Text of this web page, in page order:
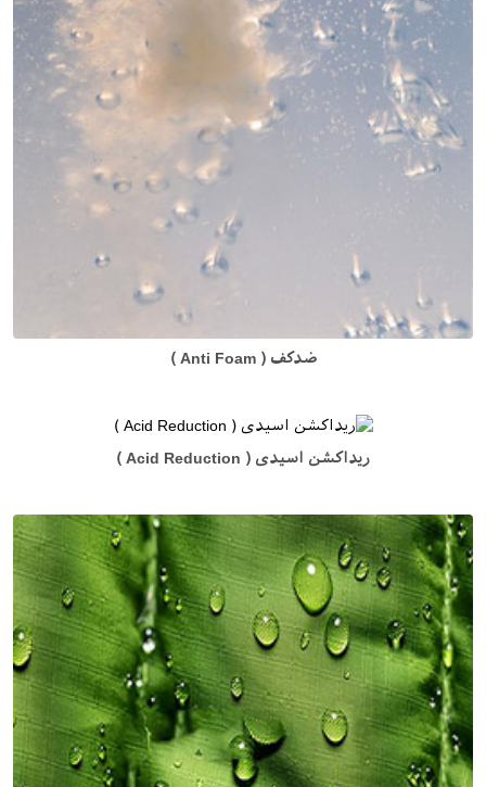
ضدکف ( Anti Foam )
ریداکشن اسیدی ( Acid Reduction )